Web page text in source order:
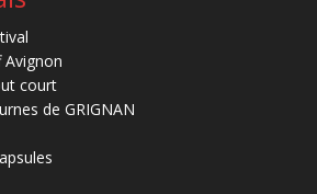
Avignon
court
de GRIGNAN